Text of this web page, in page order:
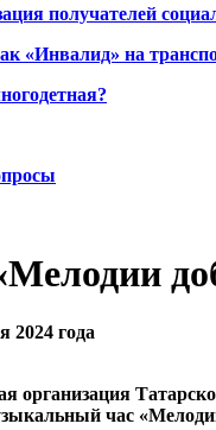
получателей
«Инвалид» на
2024 года
организация
час